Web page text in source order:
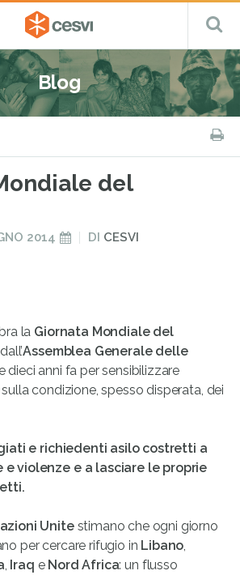
CESVI
Fondazione
–
ETS
Cooperazione,
Emergenza
e
Sviluppo
Blog
del
2014 DI CESVI
la Giornata Mondiale del
Assemblea Generale delle
dieci anni fa per sensibilizzare
condizione, spesso disperata, dei
e richiedenti asilo costretti a
violenze e a lasciare le proprie
Unitestimano che ogni giorno
per cercare rifugio in Libano
Iraq e Nord Africa: un flusso